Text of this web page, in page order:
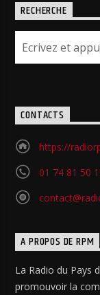
RECHERCHE
CONTACTS
https://
01 74 81 50
A PROPOS DE RPM
La Radio du Pays
promouvoir la